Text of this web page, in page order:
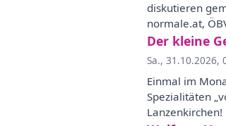
diskutieren
normale.at,
Der kleine
Sa., 31.10.2026,
Einmal im
Spezialitäten
Lanzenkirchen!